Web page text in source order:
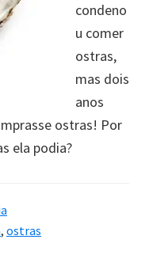
condeno
u comer
ostras,
mas dois
anos
ostras! Por
ela podia?
, ostras